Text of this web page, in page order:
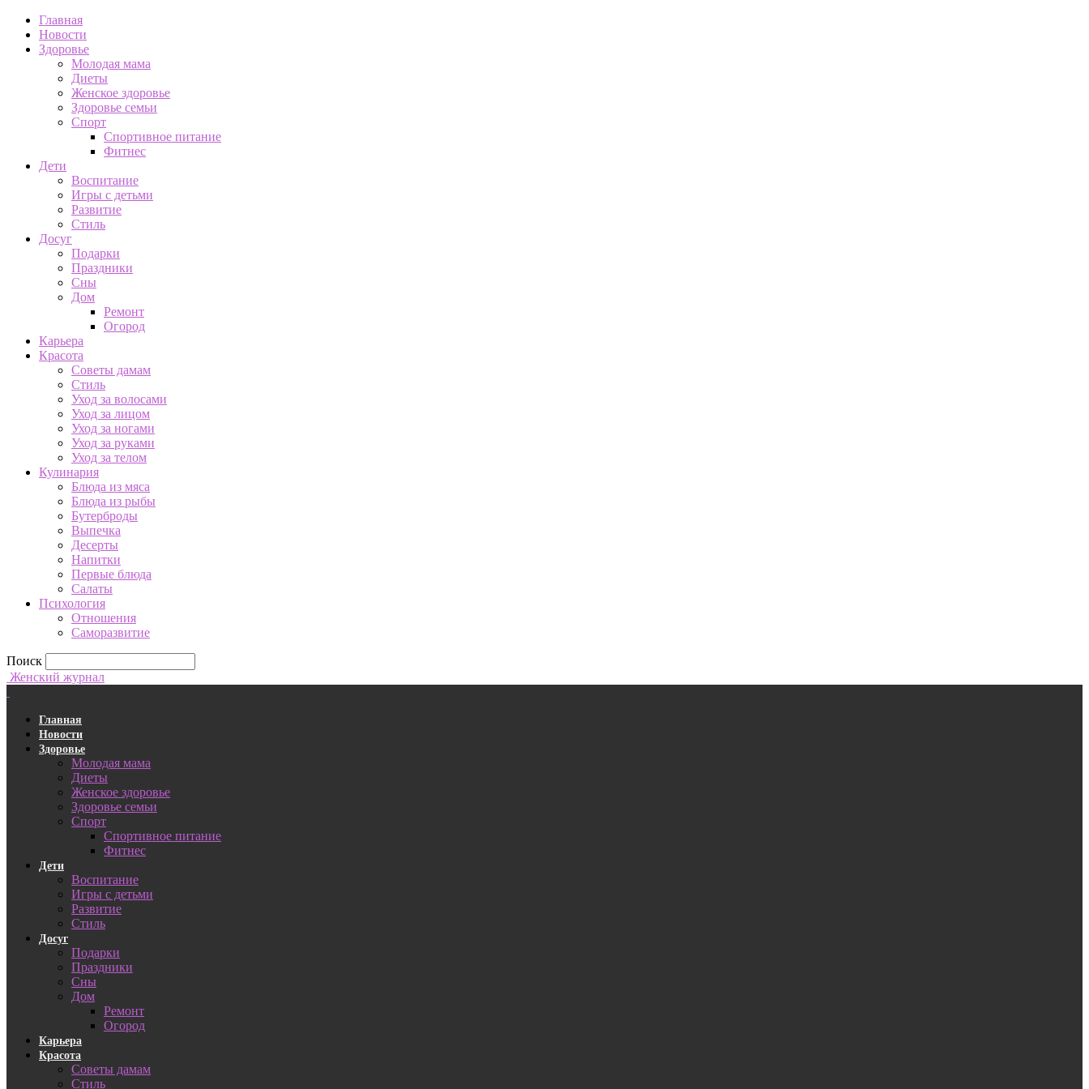
Главная
Новости
Здоровье
Молодая мама
Диеты
Женское здоровье
Здоровье семьи
Спорт
Спортивное питание
Фитнес
Дети
Воспитание
Игры с детьми
Развитие
Стиль
Досуг
Подарки
Праздники
Сны
Дом
Ремонт
Огород
Карьера
Красота
Советы дамам
Стиль
Уход за волосами
Уход за лицом
Уход за ногами
Уход за руками
Уход за телом
Кулинария
Блюда из мяса
Блюда из рыбы
Бутерброды
Выпечка
Десерты
Напитки
Первые блюда
Салаты
Психология
Отношения
Саморазвитие
Поиск
Женский журнал
Главная
Новости
Здоровье
Молодая мама
Диеты
Женское здоровье
Здоровье семьи
Спорт
Спортивное питание
Фитнес
Дети
Воспитание
Игры с детьми
Развитие
Стиль
Досуг
Подарки
Праздники
Сны
Дом
Ремонт
Огород
Карьера
Красота
Советы дамам
Стиль